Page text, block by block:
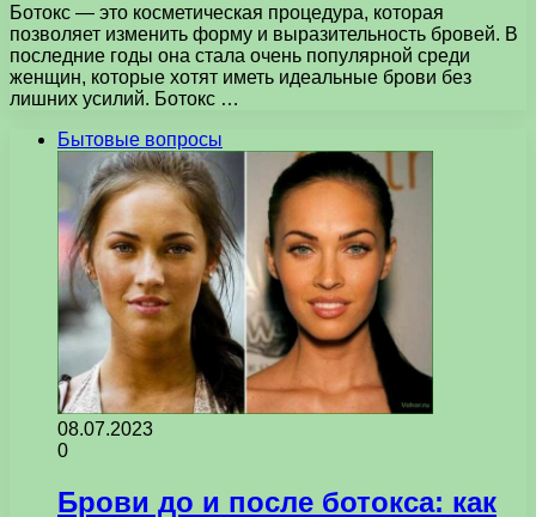
Ботокс — это косметическая процедура, которая
позволяет изменить форму и выразительность бровей. В
последние годы она стала очень популярной среди
женщин, которые хотят иметь идеальные брови без
лишних усилий. Ботокс …
Бытовые вопросы
08.07.2023
0
Брови до и после ботокса: как